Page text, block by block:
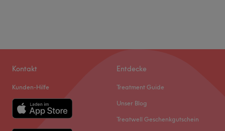
Kontakt
Kunden-Hilfe
Entdecke
Treatment Guide
Unser Blog
Treatwell Geschenkgutschein